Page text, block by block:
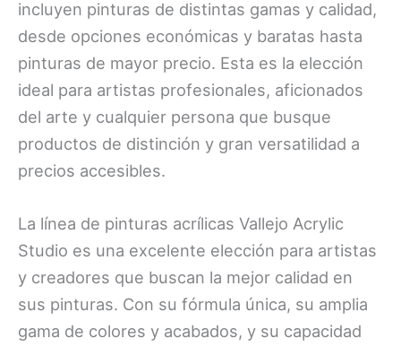
incluyen pinturas de distintas gamas y calidad,
desde opciones económicas y baratas hasta
pinturas de mayor precio. Esta es la elección
ideal para artistas profesionales, aficionados
del arte y cualquier persona que busque
productos de distinción y gran versatilidad a
precios accesibles.
La línea de pinturas acrílicas Vallejo Acrylic
Studio es una excelente elección para artistas
y creadores que buscan la mejor calidad en
sus pinturas. Con su fórmula única, su amplia
gama de colores y acabados, y su capacidad